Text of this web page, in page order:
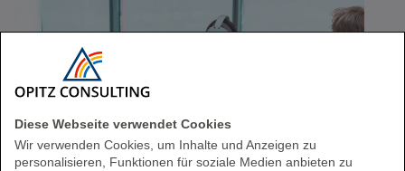
Diese Webseite verwendet Cookies
Wir verwenden Cookies, um Inhalte und Anzeigen zu
personalisieren, Funktionen für soziale Medien anbieten zu